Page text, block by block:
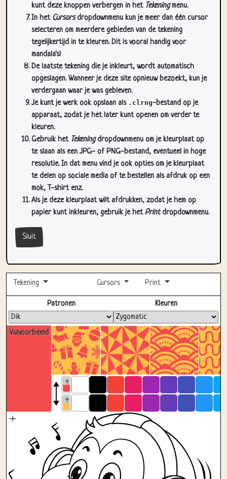
selecteren om meerdere gebieden van de tekening
tegelijkertijd in te kleuren. Dit is vooral handig voor
mandala's!
De laatste tekening die je inkleurt, wordt automatisch
opgeslagen. Wanneer je deze site opnieuw bezoekt, kun je
verdergaan waar je was gebleven.
Je kunt je werk ook opslaan als.clrng-bestand op je
apparaat, zodat je het later kunt openen om verder te
kleuren.
Gebruik hetTekeningdropdownmenu om je kleurplaat op
te slaan als een JPG- of PNG-bestand, eventueel in hoge
resolutie. In dat menu vind je ook opties om je kleurplaat
te delen op sociale media of te bestellen als afdruk op een
mok, T-shirt enz.
Als je deze kleurplaat wilt afdrukken, zodat je hem op
papier kunt inkleuren, gebruik je het
Sluit
Vulvoorbeeld
Patronen Kleuren